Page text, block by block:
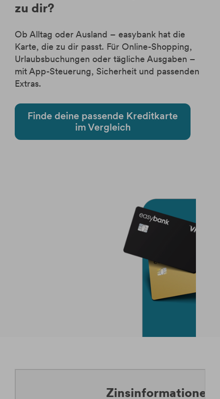
zu dir?
Ob Alltag oder Ausland – easybank hat die
Karte, die zu dir passt. Für Online-Shopping,
Urlaubsbuchungen oder tägliche Ausgaben –
mit App-Steuerung, Sicherheit und passenden
Extras.
Finde deine passende Kreditkarte
im Vergleich
Zinsinformationen